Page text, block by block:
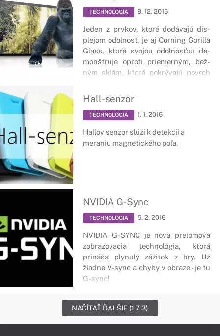
TECHNOLÓGIA 9. 12. 2015
Je­den z pr­vkov, kto­ré do­dá­va­jú dis­
ple­jom od­ol­nosť, je aj Cor­ning Go­ril­la
Glass, kto­ré svojou odolnosťou de­
monštru­je op­ro­ti prie­mer­ným, bež­
ným sklám, kto­ré pok­rý­va­jú povrch
Hall-senzor
TECHNOLÓGIA 1. 1. 2016
Hallov senzor slúži k detekcii a
meraniu magnetického poľa.
NVIDIA G-Sync
TECHNOLÓGIA 5. 2. 2016
NVIDIA G-SYNC je nová prelomová
zobrazovacia technológia, ktorá
prináša plynulý zážitok z hry. Už
žiadne V-sync a chyby v obraze - je tu
G-sync!
NAČÍTAŤ ĎALŠIE (1 Z 3)